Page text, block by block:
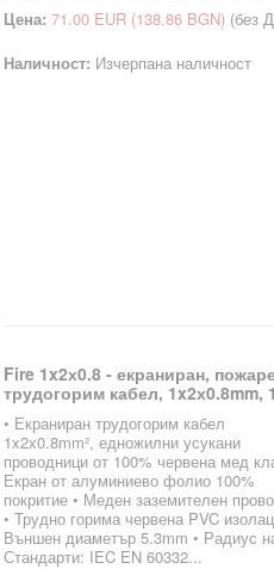
Цена: 71.00 EUR (138.86 BGN) (без
Наличност: Изчерпана наличност
Fire 1x2х0.8 - екраниран,
трудогорим кабел, 1x2х0.8mm,
• Екраниран трудогорим кабел
1x2х0.8mm², едножилни усукани
проводници от 100% червена мед
Екран от алуминиево фолио 100%
покритие • Меден заземителен
• Трудно горима червена PVC
Външен диаметър 5.3mm • Радиус
Стандарти: IEC EN 60332...